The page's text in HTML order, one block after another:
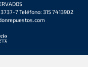
7 Teléfono: 315 7413902